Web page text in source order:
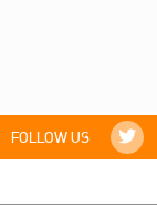
FOLLOW US